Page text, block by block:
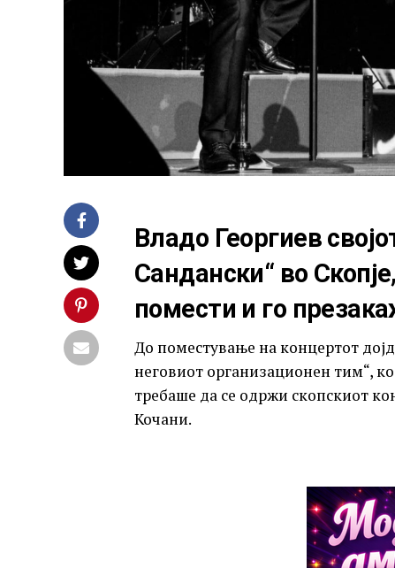
Владо Георгиев
Сандански“ во
помести и го
До поместување на концертот
неговиот организационен тим“,
требаше да се одржи скопскиот
Кочани.